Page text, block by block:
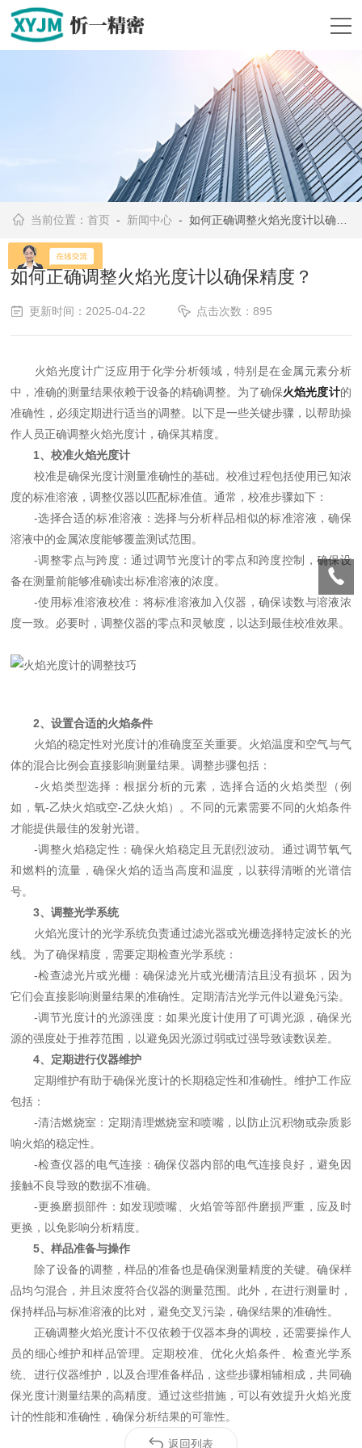
当前位置：首页 - 新闻中心 - 如何正确调整火焰光度计以确保精度？
如何正确调整火焰光度计以确保精度？
更新时间：2025-04-22 点击次数：895
火焰光度计广泛应用于化学分析领域，特别是在金属元素分析
中，准确的测量结果依赖于设备的精确调整。为了确保火焰光度计的
准确性，必须定期进行适当的调整。以下是一些关键步骤，以帮助操
作人员正确调整火焰光度计，确保其精度。
1、校准火焰光度计
校准是确保光度计测量准确性的基础。校准过程包括使用已知浓
度的标准溶液，调整仪器以匹配标准值。通常，校准步骤如下：
-选择合适的标准溶液：选择与分析样品相似的标准溶液，确保
溶液中的金属浓度能够覆盖测试范围。
-调整零点与跨度：通过调节光度计的零点和跨度控制，确保设
备在测量前能够准确读出标准溶液的浓度。
-使用标准溶液校准：将标准溶液加入仪器，确保读数与溶液浓
度一致。必要时，调整仪器的零点和灵敏度，以达到最佳校准效果。
2、设置合适的火焰条件
火焰的稳定性对光度计的准确度至关重要。火焰温度和空气与气
体的混合比例会直接影响测量结果。调整步骤包括：
-火焰类型选择：根据分析的元素，选择合适的火焰类型（例
如，氧-乙炔火焰或空-乙炔火焰）。不同的元素需要不同的火焰条件
才能提供最佳的发射光谱。
-调整火焰稳定性：确保火焰稳定且无剧烈波动。通过调节氧气
和燃料的流量，确保火焰的适当高度和温度，以获得清晰的光谱信
号。
3、调整光学系统
火焰光度计的光学系统负责通过滤光器或光栅选择特定波长的光
线。为了确保精度，需要定期检查光学系统：
-检查滤光片或光栅：确保滤光片或光栅清洁且没有损坏，因为
它们会直接影响测量结果的准确性。定期清洁光学元件以避免污染。
-调节光度计的光源强度：如果光度计使用了可调光源，确保光
源的强度处于推荐范围，以避免因光源过弱或过强导致读数误差。
4、定期进行仪器维护
定期维护有助于确保光度计的长期稳定性和准确性。维护工作应
包括：
-清洁燃烧室：定期清理燃烧室和喷嘴，以防止沉积物或杂质影
响火焰的稳定性。
-检查仪器的电气连接：确保仪器内部的电气连接良好，避免因
接触不良导致的数据不准确。
-更换磨损部件：如发现喷嘴、火焰管等部件磨损严重，应及时
更换，以免影响分析精度。
5、样品准备与操作
除了设备的调整，样品的准备也是确保测量精度的关键。确保样
品均匀混合，并且浓度符合仪器的测量范围。此外，在进行测量时，
保持样品与标准溶液的比对，避免交叉污染，确保结果的准确性。
正确调整火焰光度计不仅依赖于仪器本身的调校，还需要操作人
员的细心维护和样品管理。定期校准、优化火焰条件、检查光学系
统、进行仪器维护，以及合理准备样品，这些步骤相辅相成，共同确
保光度计测量结果的高精度。通过这些措施，可以有效提升火焰光度
计的性能和准确性，确保分析结果的可靠性。
返回列表